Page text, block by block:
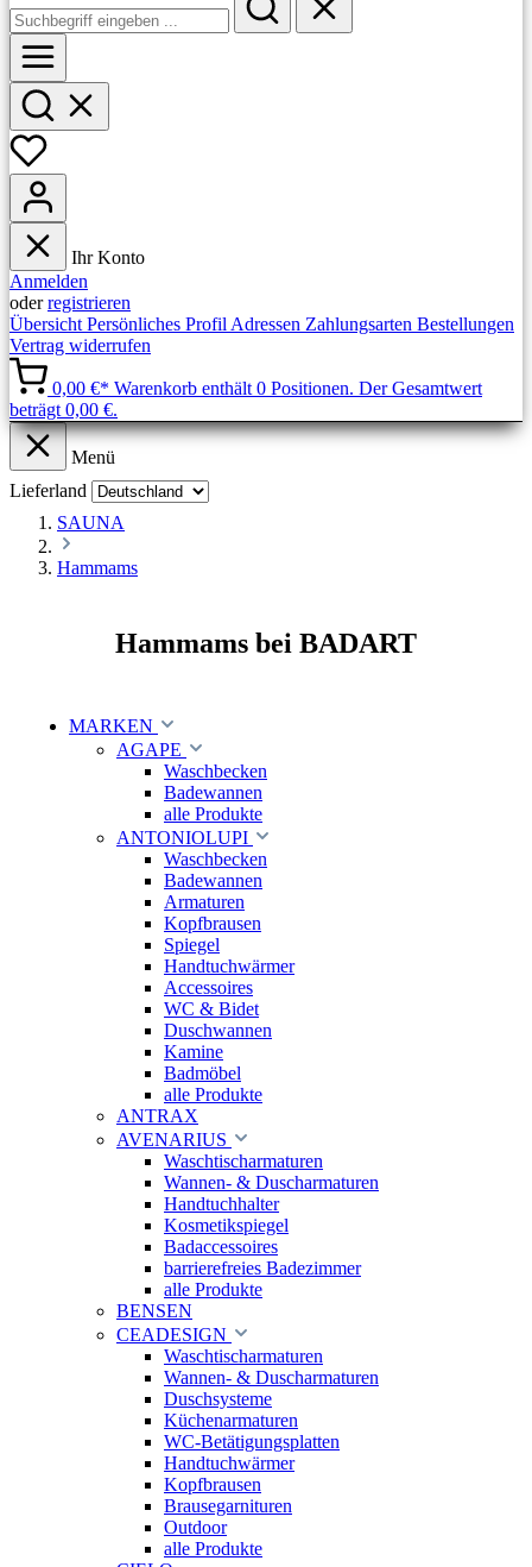
Ihr Konto
Anmelden
oderregistrieren
Übersicht Persönliches Profil Adressen Zahlungsarten Bestellungen
Vertrag widerrufen
0,00 €* Warenkorb enthält 0 Positionen. Der Gesamtwert
beträgt 0,00 €.
Menü
Lieferland
SAUNA
Hammams
Hammams bei BADART
MARKEN
AGAPE
Waschbecken
Badewannen
alle Produkte
ANTONIOLUPI
Waschbecken
Badewannen
Armaturen
Kopfbrausen
Spiegel
Handtuchwärmer
Accessoires
WC & Bidet
Duschwannen
Kamine
Badmöbel
alle Produkte
ANTRAX
AVENARIUS
Waschtischarmaturen
Wannen- & Duscharmaturen
Handtuchhalter
Kosmetikspiegel
Badaccessoires
barrierefreies Badezimmer
alle Produkte
BENSEN
CEADESIGN
Waschtischarmaturen
Wannen- & Duscharmaturen
Duschsysteme
Küchenarmaturen
WC-Betätigungsplatten
Handtuchwärmer
Kopfbrausen
Brausegarnituren
Outdoor
alle Produkte